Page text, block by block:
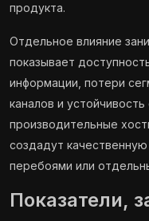
продукта.
Отдельное влияние
показывает
информации, потери
каналов и
производительные
создадут
перебоями или
Показатели,